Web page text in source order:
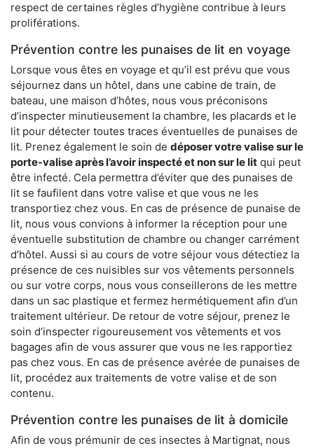
respect de certaines règles d’hygiène contribue à leurs
proliférations.
Prévention contre les punaises de lit en voyage
Lorsque vous êtes en voyage et qu’il est prévu que vous
séjournez dans un hôtel, dans une cabine de train, de
bateau, une maison d’hôtes, nous vous préconisons
d’inspecter minutieusement la chambre, les placards et le
lit pour détecter toutes traces éventuelles de punaises de
lit. Prenez également le soin de déposer votre valise sur le
porte-valise après l’avoir inspecté et non sur le lit qui peut
être infecté. Cela permettra d’éviter que des punaises de
lit se faufilent dans votre valise et que vous ne les
transportiez chez vous. En cas de présence de punaise de
lit, nous vous convions à informer la réception pour une
éventuelle substitution de chambre ou changer carrément
d’hôtel. Aussi si au cours de votre séjour vous détectiez la
présence de ces nuisibles sur vos vêtements personnels
ou sur votre corps, nous vous conseillerons de les mettre
dans un sac plastique et fermez hermétiquement afin d’un
traitement ultérieur. De retour de votre séjour, prenez le
soin d’inspecter rigoureusement vos vêtements et vos
bagages afin de vous assurer que vous ne les rapportiez
pas chez vous. En cas de présence avérée de punaises de
lit, procédez aux traitements de votre valise et de son
contenu.
Prévention contre les punaises de lit à domicile
Afin de vous prémunir de ces insectes à Martignat, nous